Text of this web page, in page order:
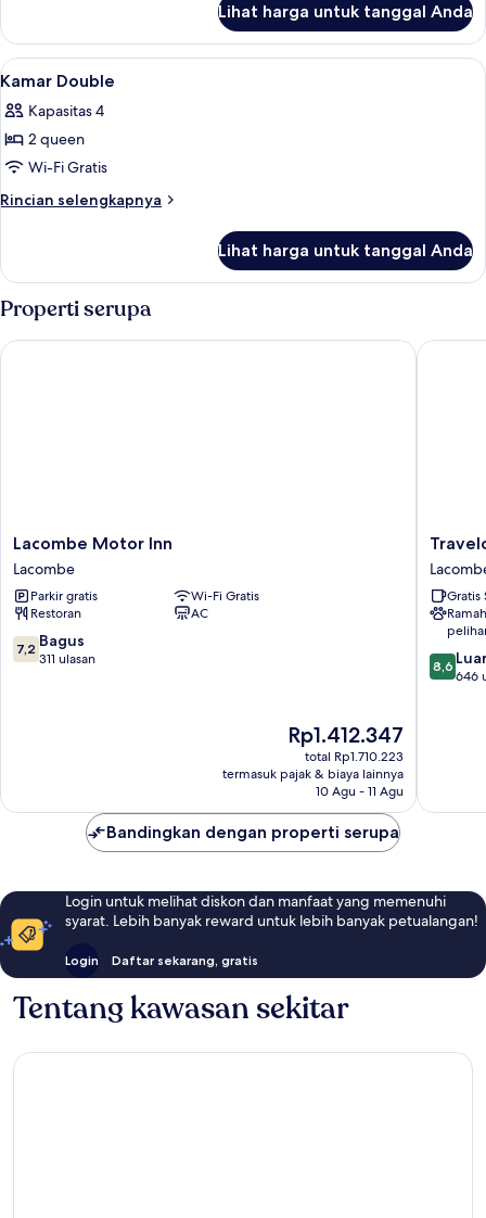
Queen
dengan
tempat
tidur
Sofa
Kamar,
Tempat
Queen
dengan
tidur
Sofa
Lihat harga untuk tanggal Anda
Lihat
semua
foto
untuk
Kamar
Double
Meja kerja, Wi-Fi gratis, dan seprai
4
Kamar Double
Kapasitas 4
2 queen
Wi-Fi Gratis
Rincian selengkapnya
Rincian
Kamar
Double
Lihat harga untuk tanggal Anda
Properti serupa
Lacombe
Motor
Inn
Lacombe
Lacombe Motor Inn
Lacombe
Parkir gratis
Wi-Fi Gratis
Restoran
AC
7.2
dari
7,2 Bagus
311 ulasan
Harga
sekarang
Rp1.412.347
Rp1.412.347
total Rp1.710.223
termasuk pajak & biaya lainnya
10 Agu - 11 Agu
Lacombe Motor Inn
by
Gratis
8.6
dari
8,6
646
Bandingkan dengan properti serupa
Login untuk melihat diskon dan manfaat yang memenuhi
syarat. Lebih banyak reward untuk lebih banyak petualangan!
Login Daftar sekarang, gratis
Tentang kawasan sekitar